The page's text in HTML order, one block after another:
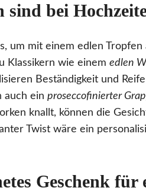
sind bei
um mit einem edlen
Klassikern wie einem edlen
Beständigkeit und
auch ein proseccofinierter
knallt, können die
Twist wäre ein
Geschenk für